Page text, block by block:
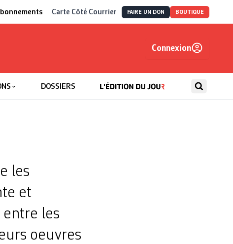
Carte Côté Courrier FAIRE UN DON BOUTIQUE
Connexion
DOSSIERS
les
et
les
oeuvres